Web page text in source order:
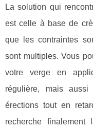
La solution qui
est celle à base de
que les contraintes
sont multiples. Vous
votre verge en
régulière, mais
érections tout en
recherche